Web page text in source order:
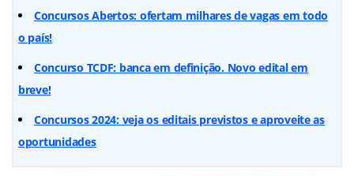
Concursos Abertos: ofertam milhares de vagas em todo
o país!
Concurso TCDF: banca em definição. Novo edital em
breve!
Concursos 2024: veja os editais previstos e aproveite as
oportunidades